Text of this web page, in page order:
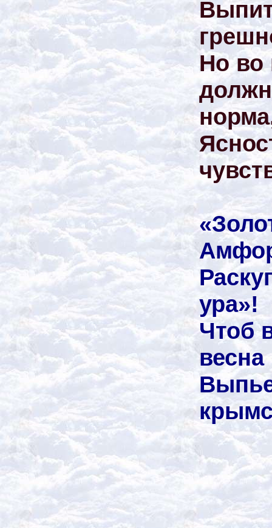
Но во
ура»!
Чтоб
весна